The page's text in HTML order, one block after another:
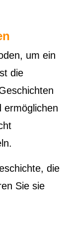
um ein
die
ermöglichen
die
Sie sie